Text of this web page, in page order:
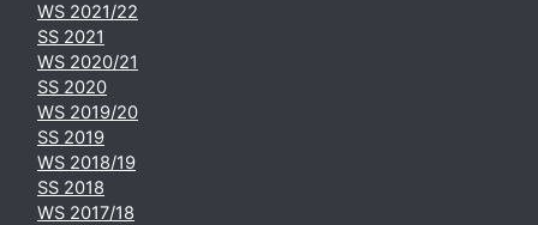
WS 2021/22
SS 2021
WS 2020/21
SS 2020
WS 2019/20
SS 2019
WS 2018/19
SS 2018
WS 2017/18